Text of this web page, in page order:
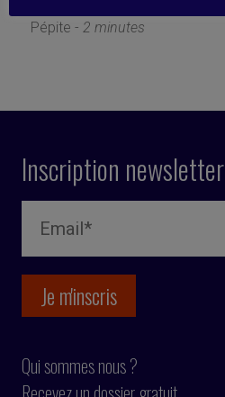
Pépite - 2 minutes
Inscription newsletter
Qui sommes nous ?